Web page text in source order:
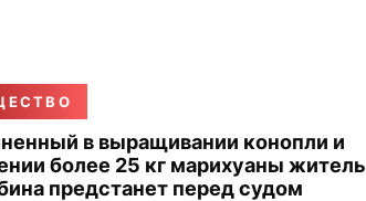
в выращивании конопли и
более 25 кг марихуаны житель
предстанет перед судом